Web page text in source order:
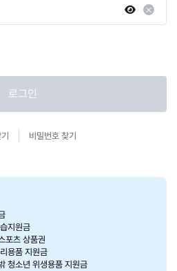
로그인
비밀번호 찾기
지원금
포츠 상품권
용품 지원금
청소년 위생용품 지원금